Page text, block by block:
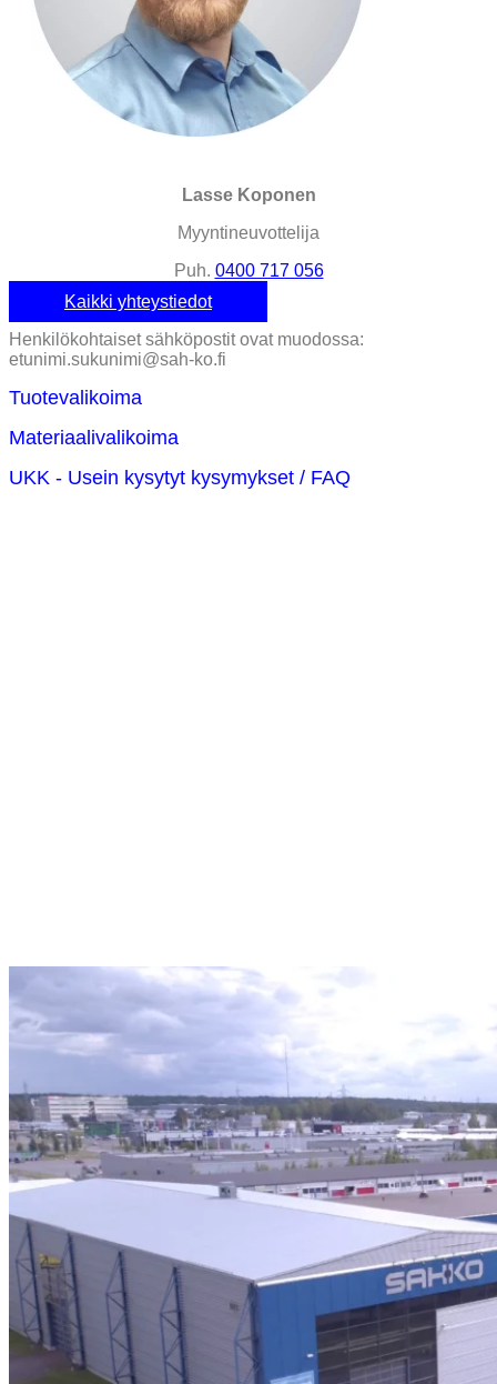
Lasse Koponen
Myyntineuvottelija
Puh. 0400 717 056
Kaikki yhteystiedot
Henkilökohtaiset sähköpostit ovat muodossa:
etunimi.sukunimi@sah-ko.fi
Tuotevalikoima
Materiaalivalikoima
UKK - Usein kysytyt kysymykset / FAQ